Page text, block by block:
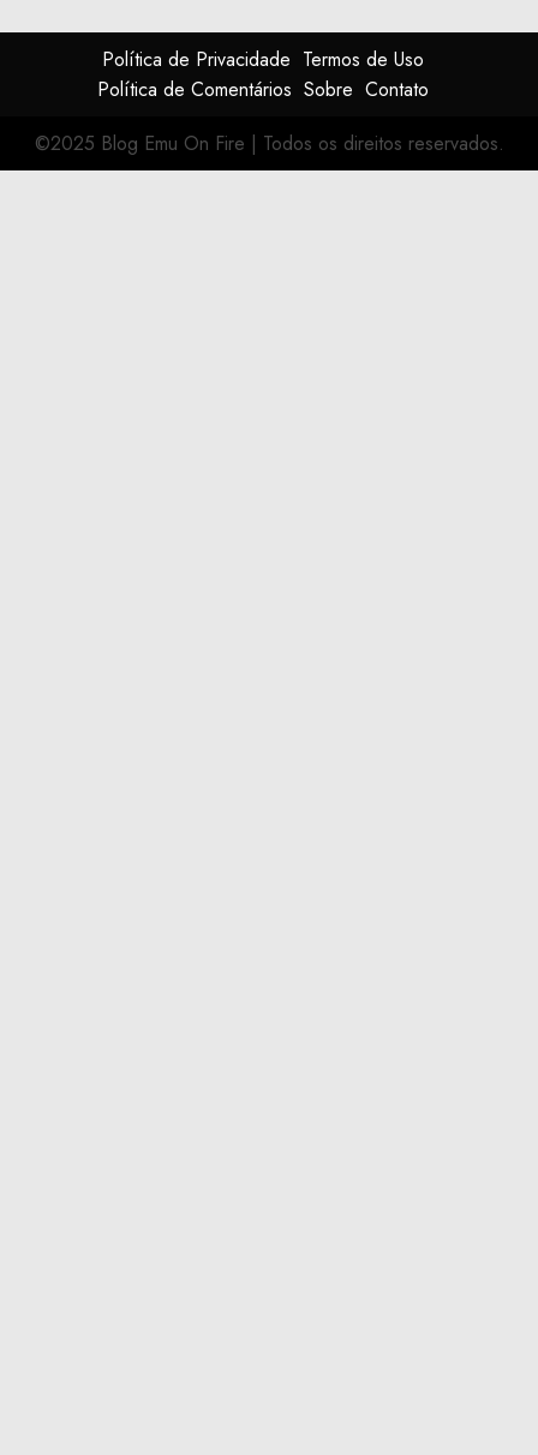
Política de Privacidade Termos de Uso
Política de Comentários Sobre Contato
©2025 Blog Emu On Fire | Todos os direitos reservados.